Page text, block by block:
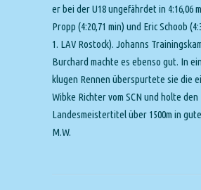
er bei der U18 ungefährdet in 4:16,06
Propp (4:20,71 min) und Eric Schoob
1. LAV Rostock). Johanns
Burchard machte es ebenso gut. In
klugen Rennen überspurtete sie die
Wibke Richter vom SCN und holte den
Landesmeistertitel über 1500m in
M.W.